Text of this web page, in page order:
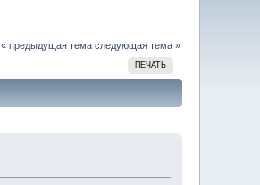
« предыдущая тема следующая тема »
ПЕЧАТЬ